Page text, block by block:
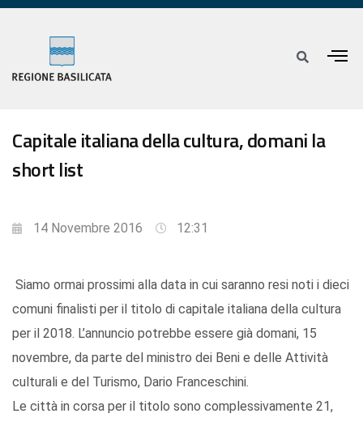
Capitale italiana della cultura, domani la
short list
14 Novembre 2016 12:31
Siamo ormai prossimi alla data in cui saranno resi noti i dieci
comuni finalisti per il titolo di capitale italiana della cultura
per il 2018. L’annuncio potrebbe essere già domani, 15
novembre, da parte del ministro dei Beni e delle Attività
culturali e del Turismo, Dario Franceschini.
Le città in corsa per il titolo sono complessivamente 21,